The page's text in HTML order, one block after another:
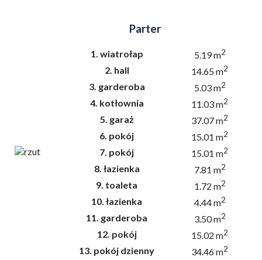
Parter
1. wiatrołap 5.19 m2
2. hall 14.65 m2
3. garderoba 5.03 m2
4. kotłownia 11.03 m2
5. garaż 37.07 m2
6. pokój 15.01 m2
7. pokój 15.01 m2
8. łazienka 7.81 m2
9. toaleta 1.72 m2
10. łazienka 4.44 m2
11. garderoba 3.50 m2
12. pokój 15.02 m2
13. pokój dzienny 34.46 m2